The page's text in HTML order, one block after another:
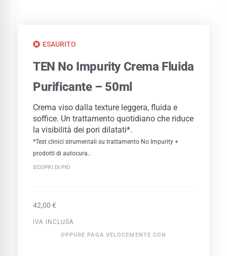
ESAURITO
TEN No Impurity Crema Fluida
Purificante – 50ml
Crema viso dalla texture leggera, fluida e
soffice. Un trattamento quotidiano che riduce
la visibilità dei pori dilatati*.
*Test clinici strumentali su trattamento No Impurity +
prodotti di autocura..
SCOPRI DI PIÙ
42,00 €
IVA INCLUSA
OPPURE PAGA VELOCEMENTE CON